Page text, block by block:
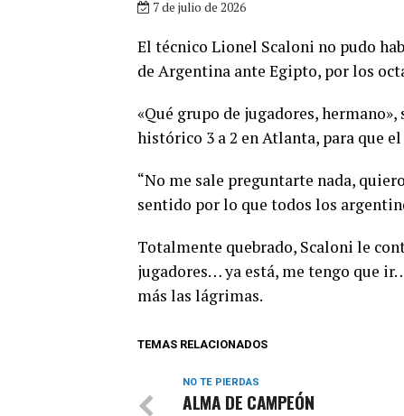
7 de julio de 2026
El técnico Lionel Scaloni no pudo
de Argentina ante Egipto, por los
«Qué grupo de jugadores,
histórico 3 a 2 en Atlanta, para que
“No me sale preguntarte nada,
sentido por lo que todos los
Totalmente quebrado, Scaloni le
jugadores… ya está, me tengo que
más las lágrimas.
TEMAS RELACIONADOS
NO TE PIERDAS
ALMA DE CAMPEÓN